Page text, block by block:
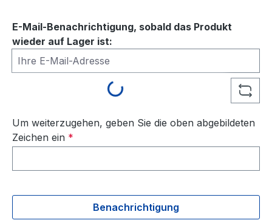
E-Mail-Benachrichtigung, sobald das Produkt
wieder auf Lager ist:
Ihre E-Mail-Adresse
Loading...
Um weiterzugehen, geben Sie die oben abgebildeten
Zeichen ein *
Benachrichtigung